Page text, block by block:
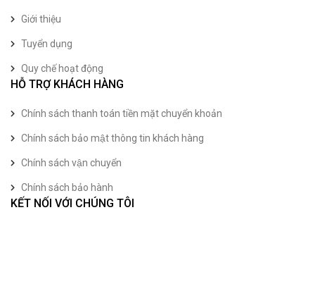
Giới thiệu
Tuyển dụng
Quy chế hoạt động
HỖ TRỢ KHÁCH HÀNG
Chính sách thanh toán tiền mặt chuyển khoản
Chính sách bảo mật thông tin khách hàng
Chính sách vận chuyển
Chính sách bảo hành
KẾT NỐI VỚI CHÚNG TÔI